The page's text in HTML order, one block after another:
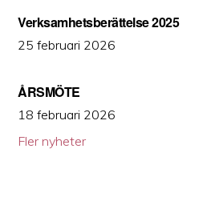
Verksamhetsberättelse 2025
25 februari 2026
ÅRSMÖTE
18 februari 2026
Fler nyheter